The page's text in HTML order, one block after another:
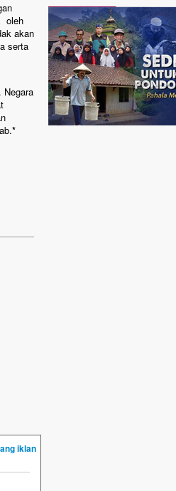
oleh
akan
serta
Negara
*
iklan